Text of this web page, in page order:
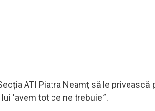
ATI Piatra Neamț să le privească
'avem tot ce ne trebuie'”.